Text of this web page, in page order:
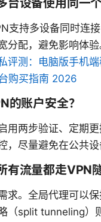
台设备使用同一
支持多设备同时连
分配，避免影响体验
评测：电脑版手机
购买指南 2026
的账户安全？
用两步验证、定期
，尽量避免在公共设
有流量都走VPN
求。全局代理可以
（split tunneling）